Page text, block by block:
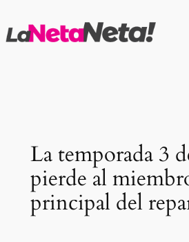
al
La temporada 3
pierde al
principal del